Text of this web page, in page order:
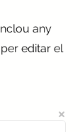
any
editar el